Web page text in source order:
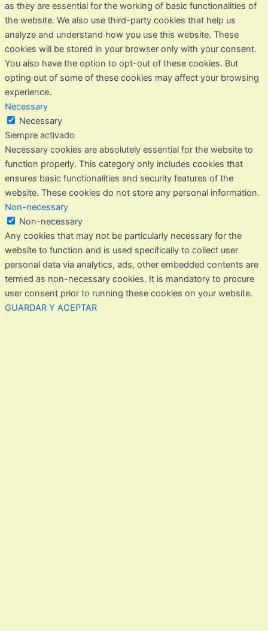
as they are essential for the working of basic functionalities of
the website. We also use third-party cookies that help us
analyze and understand how you use this website. These
cookies will be stored in your browser only with your consent.
You also have the option to opt-out of these cookies. But
opting out of some of these cookies may affect your browsing
experience.
Necessary
Necessary
Siempre activado
Necessary cookies are absolutely essential for the website to
function properly. This category only includes cookies that
ensures basic functionalities and security features of the
website. These cookies do not store any personal information.
Non-necessary
Non-necessary
Any cookies that may not be particularly necessary for the
website to function and is used specifically to collect user
personal data via analytics, ads, other embedded contents are
termed as non-necessary cookies. It is mandatory to procure
user consent prior to running these cookies on your website.
GUARDAR Y ACEPTAR